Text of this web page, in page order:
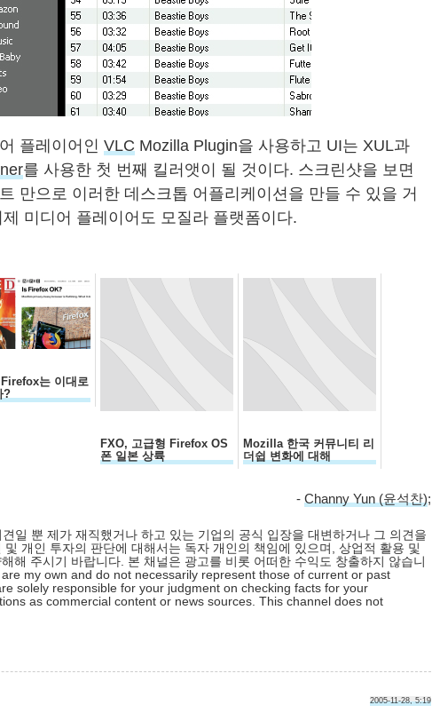
플레이어인 VLC Mozilla Plugin을 사용하고 UI는 XUL과
를 사용한 첫 번째 킬러앳이 될 것이다. 스크린샷을 보면
만으로 이러한 데스크톱 어플리케이션을 만들 수 있을 거
미디어 플레이어도 모질라 플랫폼이다.
는 이대로
?
FXO, 고급형 Firefox OS
폰 일본 상륙
Mozilla 한국 커뮤니티 리
더쉽 변화에 대해
- Channy Yun (윤석찬);
일 뿐 제가 재직했거나 하고 있는 기업의 공식 입장을 대변하거나 그 의견을
개인 투자의 판단에 대해서는 독자 개인의 책임에 있으며, 상업적 활용 및
해 주시기 바랍니다. 본 채널은 광고를 비롯 어떠한 수익도 창출하지 않습니
my own and do not necessarily represent those of current or past
solely responsible for your judgment on checking facts for your
as commercial content or news sources. This channel does not
2005-11-28, 5:19